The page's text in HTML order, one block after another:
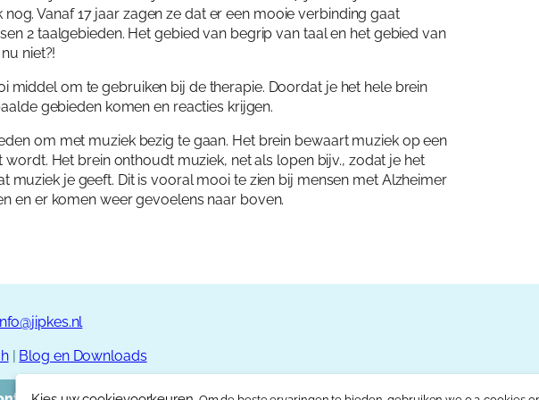
Vanaf 17 jaar zagen ze dat er een mooie verbinding gaat
2 taalgebieden. Het gebied van begrip van taal en het gebied van
niet?!
middel om te gebruiken bij de therapie. Doordat je het hele brein
gebieden komen en reacties krijgen.
om met muziek bezig te gaan. Het brein bewaart muziek op een
Het brein onthoudt muziek, net als lopen bijv., zodat je het
muziek je geeft. Dit is vooral mooi te zien bij mensen met Alzheimer
en er komen weer gevoelens naar boven.
| Blog en Downloads